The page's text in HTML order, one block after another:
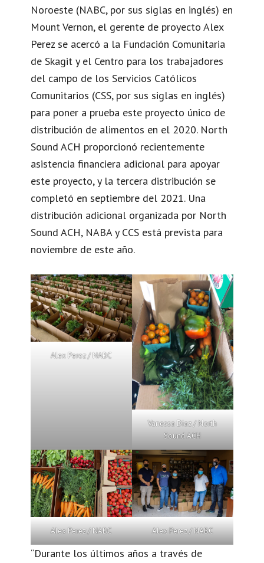
Noroeste (NABC, por sus siglas en inglés) en
Mount Vernon, el gerente de proyecto Alex
Perez se acercó a la Fundación Comunitaria
de Skagit y el Centro para los trabajadores
del campo de los Servicios Católicos
Comunitarios (CSS, por sus siglas en inglés)
para poner a prueba este proyecto único de
distribución de alimentos en el 2020. North
Sound ACH proporcionó recientemente
asistencia financiera adicional para apoyar
este proyecto, y la tercera distribución se
completó en septiembre del 2021. Una
distribución adicional organizada por North
Sound ACH, NABA y CCS está prevista para
noviembre de este año.
Alex Perez / NABC
Vanessa Diaz / North
Sound ACH
Alex Perez / NABC Alex Perez / NABC
“Durante los últimos años a través de